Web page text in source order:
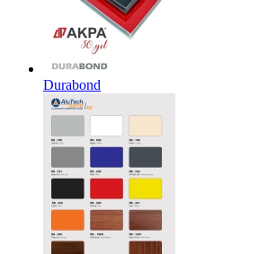
Durabond